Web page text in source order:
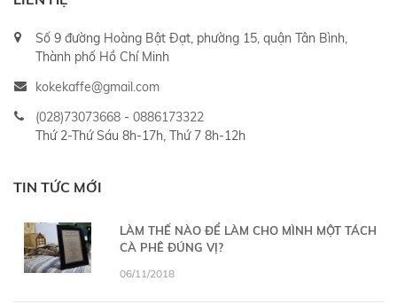
Số 9 đường Hoàng Bật Đạt, phường 15, quận Tân Bình,
Thành phố Hồ Chí Minh
kokekaffe@gmail.com
(028)73073668 - 0886173322
Thứ 2-Thứ Sáu 8h-17h, Thứ 7 8h-12h
TIN TỨC MỚI
LÀM THẾ NÀO ĐỂ LÀM CHO MÌNH MỘT TÁCH
CÀ PHÊ ĐÚNG VỊ?
06/11/2018